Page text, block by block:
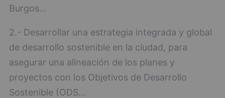
Burgos...
2.- Desarrollar una estrategia integrada y global
de desarrollo sostenible en la ciudad, para
asegurar una alineación de los planes y
proyectos con los Objetivos de Desarrollo
Sostenible (ODS...